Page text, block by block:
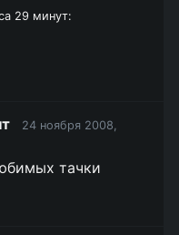
29 минут:
24 ноября 2008,
тачки